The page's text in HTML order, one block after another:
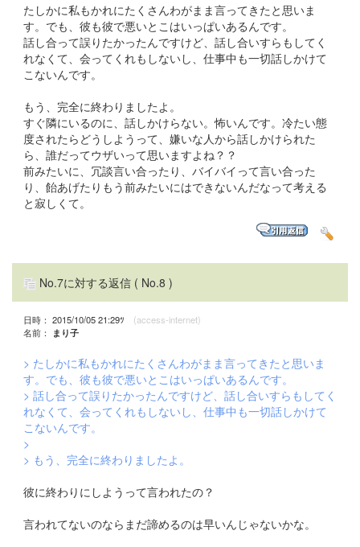
たしかに私もかれにたくさんわがまま言ってきたと思いま
す。でも、彼も彼で悪いとこはいっぱいあるんです。
話し合って誤りたかったんですけど、話し合いすらもしてく
れなくて、会ってくれもしないし、仕事中も一切話しかけて
こないんです。
もう、完全に終わりましたよ。
すぐ隣にいるのに、話しかけらない。怖いんです。冷たい態
度されたらどうしようって、嫌いな人から話しかけられた
ら、誰だってウザいって思いますよね？？
前みたいに、冗談言い合ったり、バイバイって言い合った
り、飴あげたりもう前みたいにはできないんだなって考える
と寂しくて。
No.7に対する返信 ( No.8 )
日時： 2015/10/05 21:29ﾂ (access-internet)
名前：
まり子
> たしかに私もかれにたくさんわがまま言ってきたと思いま
す。でも、彼も彼で悪いとこはいっぱいあるんです。
> 話し合って誤りたかったんですけど、話し合いすらもしてく
れなくて、会ってくれもしないし、仕事中も一切話しかけて
こないんです。
>
> もう、完全に終わりましたよ。
彼に終わりにしようって言われたの？
言われてないのならまだ諦めるのは早いんじゃないかな。